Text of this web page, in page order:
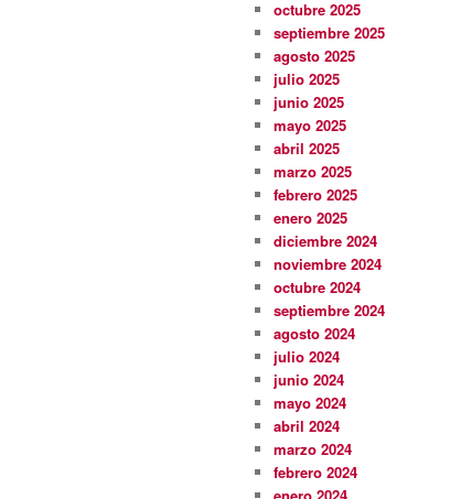
octubre 2025
septiembre 2025
agosto 2025
julio 2025
junio 2025
mayo 2025
abril 2025
marzo 2025
febrero 2025
enero 2025
diciembre 2024
noviembre 2024
octubre 2024
septiembre 2024
agosto 2024
julio 2024
junio 2024
mayo 2024
abril 2024
marzo 2024
febrero 2024